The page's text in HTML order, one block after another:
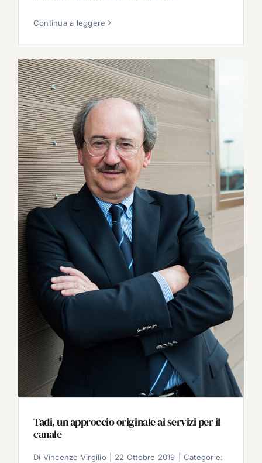
Continua a leggere
Tadi, un approccio originale ai servizi per il
canale
Di Vincenzo Virgilio 22 Ottobre 2019
Categorie: